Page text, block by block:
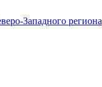
Западного региона